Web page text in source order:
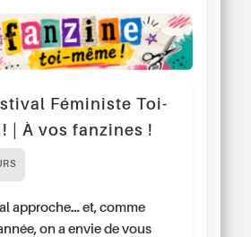
Féministe Toi-
! | À vos fanzines !
approche… et, comme
on a envie de vous